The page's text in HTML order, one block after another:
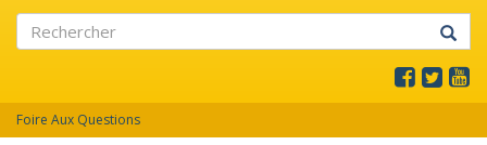
Foire Aux Questions